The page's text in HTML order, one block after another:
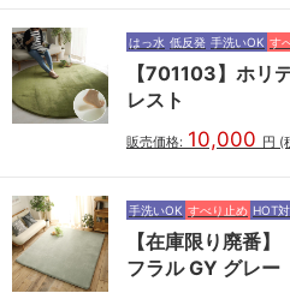
はっ水 低反発 手洗いOK す
【701103】ホリ
レスト
販売価格: 10,000 円 (
手洗いOK すべり止め HOT
【在庫限り廃番
フラル GY グレー